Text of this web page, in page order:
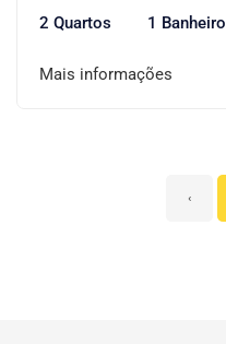
2 Quartos 1 Banheiro
Mais informações
‹